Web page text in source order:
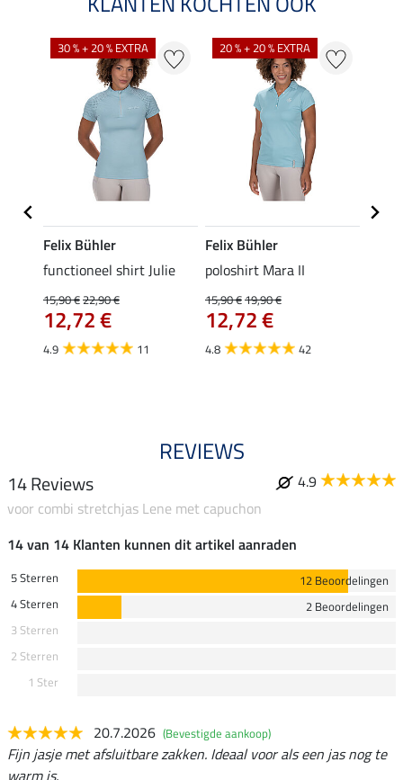
30 % + 20 % EXTRA
Felix Bühler
functioneel shirt Julie
15,90 €22,90 €
12,72 €
4.9 11
20 % + 20 % EXTRA
Felix Bühler
poloshirt Mara II
15,90 €19,90 €
12,72 €
4.8 42
REVIEWS
14 Reviews
4.9
voor combi stretchjas Lene met capuchon
14 van 14 Klanten kunnen dit artikel aanraden
5 Sterren
12 Beoordelingen
4 Sterren
2 Beoordelingen
3 Sterren
2 Sterren
1 Ster
20.7.2026 (Bevestigde aankoop)
Fijn jasje met afsluitbare zakken. Ideaal voor als een jas nog te
warm is.